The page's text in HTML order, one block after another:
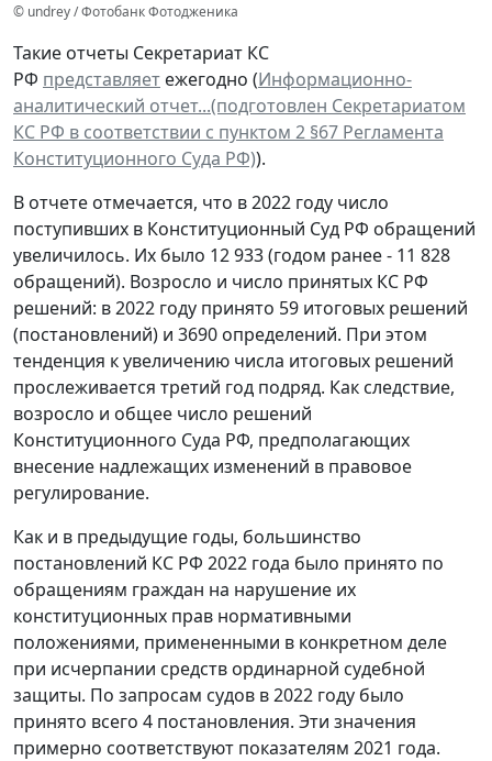
© undrey / Фотобанк Фотодженика
Такие отчеты Секретариат КС
РФ представляет ежегодно (Информационно-
аналитический отчет...(подготовлен Секретариатом
КС РФ в соответствии с пунктом 2 §67 Регламента
Конституционного Суда РФ)).
В отчете отмечается, что в 2022 году число
поступивших в Конституционный Суд РФ обращений
увеличилось. Их было 12 933 (годом ранее - 11 828
обращений). Возросло и число принятых КС РФ
решений: в 2022 году принято 59 итоговых решений
(постановлений) и 3690 определений. При этом
тенденция к увеличению числа итоговых решений
прослеживается третий год подряд. Как следствие,
возросло и общее число решений
Конституционного Суда РФ, предполагающих
внесение надлежащих изменений в правовое
регулирование.
Как и в предыдущие годы, большинство
постановлений КС РФ 2022 года было принято по
обращениям граждан на нарушение их
конституционных прав нормативными
положениями, примененными в конкретном деле
при исчерпании средств ординарной судебной
защиты. По запросам судов в 2022 году было
принято всего 4 постановления. Эти значения
примерно соответствуют показателям 2021 года.